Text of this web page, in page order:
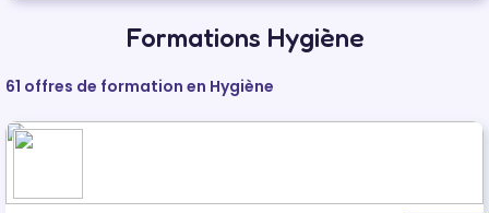
Formations Hygiène
61 offres de formation en Hygiène